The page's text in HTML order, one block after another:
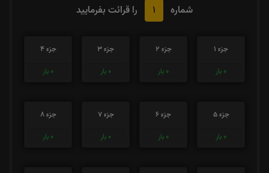
شماره
1 را قرائت بفرمایید
جزء 1
0 بار
جزء 2
0 بار
جزء 3
0 بار
جزء 4
0 بار
جزء 5
0 بار
جزء 6
0 بار
جزء 7
0 بار
جزء 8
0 بار